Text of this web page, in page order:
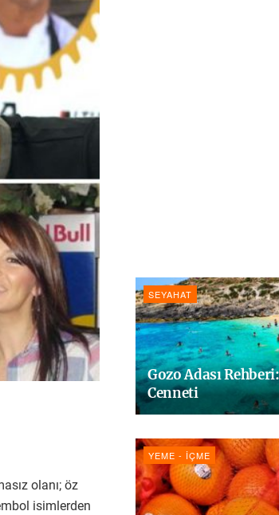
olanı; öz
isimlerden
SEYAHAT
Gozo Adası
Cenneti
YEME - İÇME